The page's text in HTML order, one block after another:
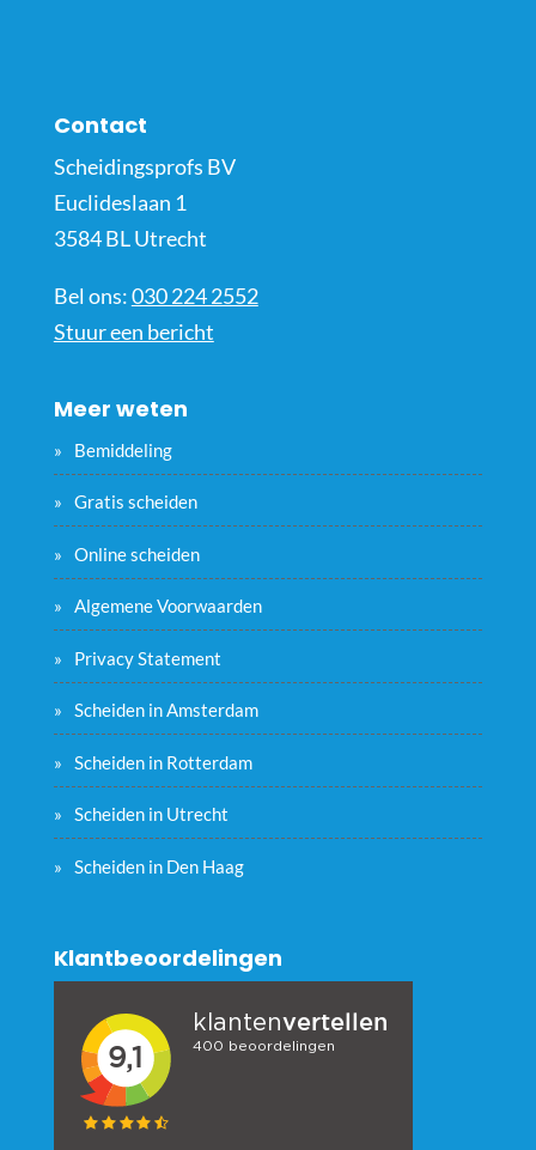
Contact
Scheidingsprofs BV
Euclideslaan 1
3584 BL Utrecht
Bel ons:030 224 2552
Stuur een bericht
Meer weten
Bemiddeling
Gratis scheiden
Online scheiden
Algemene Voorwaarden
Privacy Statement
Scheiden in Amsterdam
Scheiden in Rotterdam
Scheiden in Utrecht
Scheiden in Den Haag
Klantbeoordelingen